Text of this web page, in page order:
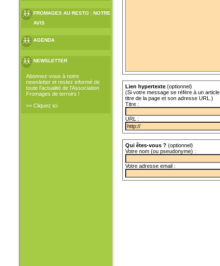
FROMAGES AU RESTO : NOTRE
AVIS
AGENDA
NEWSLETTER
Abonnez-vous à notre
newsletter et restez informé de
toute l'actualité de l'Association
Fromages de terroirs !
>> Cliquez ici
Lien hypertexte (optionnel)
(Si votre message se réfère à un
titre de la page et son adresse URL.)
Titre :
URL :
Qui êtes-vous ? (optionnel)
Votre nom (ou pseudonyme) :
Votre adresse email :